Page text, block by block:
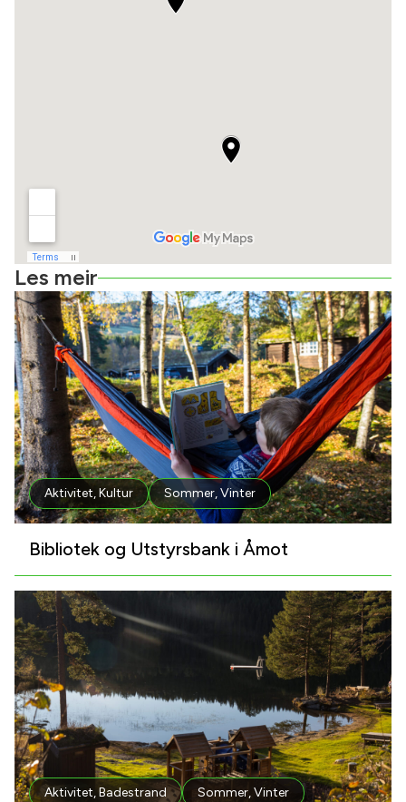
Les meir
Aktivitet,Kultur Sommer,Vinter
Bibliotek og Utstyrsbank i Åmot
Aktivitet,Badestrand Sommer,Vinter